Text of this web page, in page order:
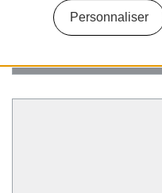
Personnaliser